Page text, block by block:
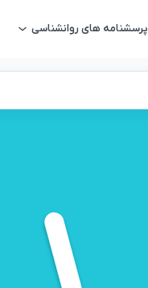
پرسشنامه های روانشناسی